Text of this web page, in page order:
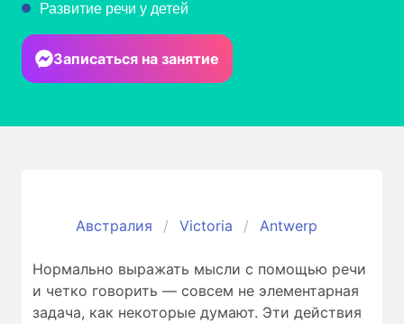
Развитие речи у детей
Записаться на занятие
Австралия Victoria Antwerp
Нормально выражать мысли с помощью речи
и четко говорить — совсем не элементарная
задача, как некоторые думают. Эти действия